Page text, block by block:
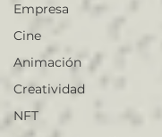
Empresa
Cine
Animación
Creatividad
NFT